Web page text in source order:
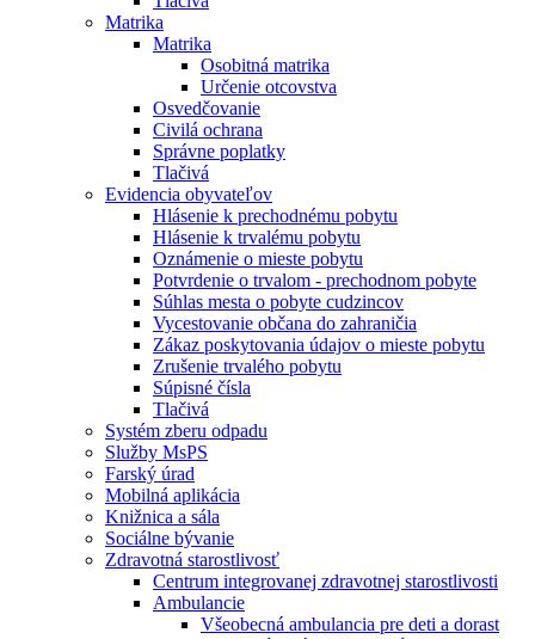
Matrika
Matrika
Osobitná matrika
Určenie otcovstva
Osvedčovanie
Civilá ochrana
Správne poplatky
Tlačivá
Evidencia obyvateľov
Hlásenie k prechodnému pobytu
Hlásenie k trvalému pobytu
Oznámenie o mieste pobytu
Potvrdenie o trvalom - prechodnom pobyte
Súhlas mesta o pobyte cudzincov
Vycestovanie občana do zahraničia
Zákaz poskytovania údajov o mieste pobytu
Zrušenie trvalého pobytu
Súpisné čísla
Tlačivá
Systém zberu odpadu
Služby MsPS
Farský úrad
Mobilná aplikácia
Knižnica a sála
Sociálne bývanie
Zdravotná starostlivosť
Centrum integrovanej zdravotnej starostlivosti
Ambulancie
Všeobecná ambulancia pre deti a dorast